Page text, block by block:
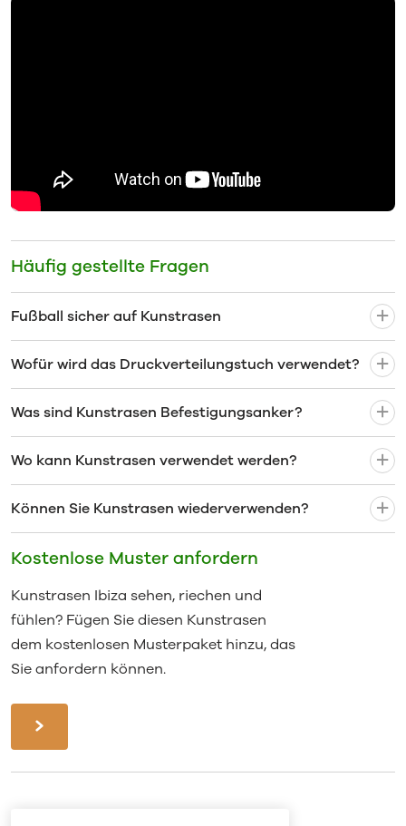
Häufig gestellte Fragen
Fußball sicher auf Kunstrasen
Wofür wird das Druckverteilungstuch verwendet?
Was sind Kunstrasen Befestigungsanker?
Wo kann Kunstrasen verwendet werden?
Können Sie Kunstrasen wiederverwenden?
Kostenlose Muster anfordern
Kunstrasen Ibiza sehen, riechen und
fühlen? Fügen Sie diesen Kunstrasen
dem kostenlosen Musterpaket hinzu, das
Sie anfordern können.